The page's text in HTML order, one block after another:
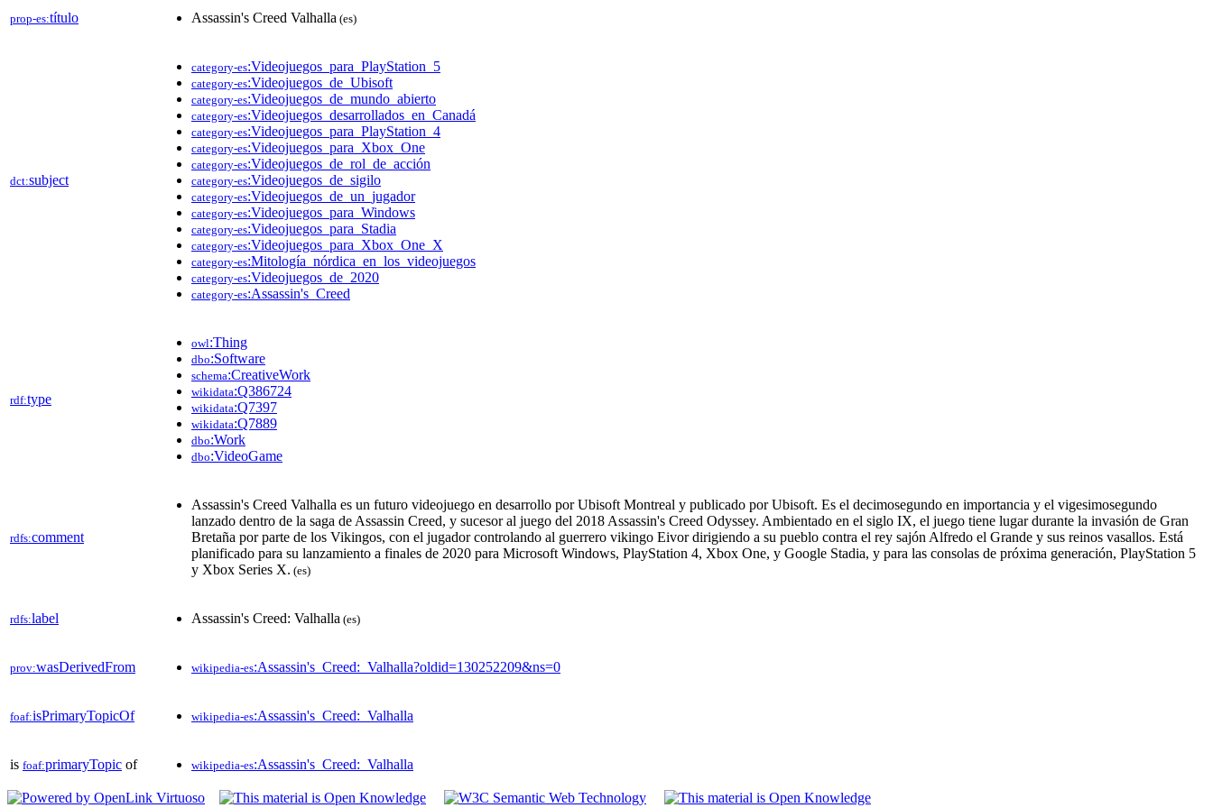
prop-es:título Assassin's Creed Valhalla (es)
dct:subject
category-es:Videojuegos_para_PlayStation_5
category-es:Videojuegos_de_Ubisoft
category-es:Videojuegos_de_mundo_abierto
category-es:Videojuegos_desarrollados_en_Canadá
category-es:Videojuegos_para_PlayStation_4
category-es:Videojuegos_para_Xbox_One
category-es:Videojuegos_de_rol_de_acción
category-es:Videojuegos_de_sigilo
category-es:Videojuegos_de_un_jugador
category-es:Videojuegos_para_Windows
category-es:Videojuegos_para_Stadia
category-es:Videojuegos_para_Xbox_One_X
category-es:Mitología_nórdica_en_los_videojuegos
category-es:Videojuegos_de_2020
category-es:Assassin's_Creed
rdf:type
owl:Thing
dbo:Software
schema:CreativeWork
wikidata:Q386724
wikidata:Q7397
wikidata:Q7889
dbo:Work
dbo:VideoGame
rdfs:comment
Assassin's Creed Valhalla es un futuro videojuego en desarrollo por Ubisoft Montreal y publicado por Ubisoft. Es el decimosegundo en importancia y el vigesimosegundo
lanzado dentro de la saga de Assassin Creed, y sucesor al juego del 2018 Assassin's Creed Odyssey. Ambientado en el siglo IX, el juego tiene lugar durante la invasión de Gran
Bretaña por parte de los Vikingos, con el jugador controlando al guerrero vikingo Eivor dirigiendo a su pueblo contra el rey sajón Alfredo el Grande y sus reinos vasallos. Está
planificado para su lanzamiento a finales de 2020 para Microsoft Windows, PlayStation 4, Xbox One, y Google Stadia, y para las consolas de próxima generación, PlayStation 5
y Xbox Series X. (es)
rdfs:label Assassin's Creed: Valhalla (es)
prov:wasDerivedFrom wikipedia-es:Assassin's_Creed:_Valhalla?oldid=130252209&ns=0
foaf:isPrimaryTopicOf wikipedia-es:Assassin's_Creed:_Valhalla
is foaf:primaryTopic of wikipedia-es:Assassin's_Creed:_Valhalla